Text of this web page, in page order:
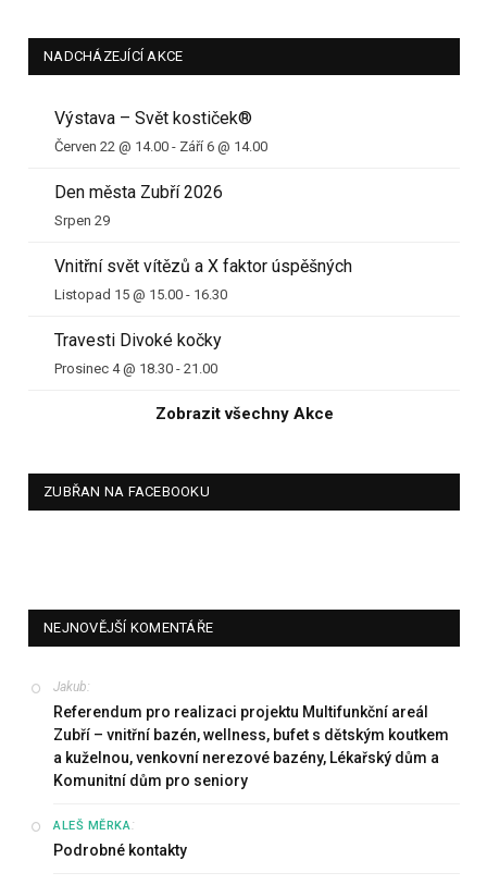
NADCHÁZEJÍCÍ AKCE
Výstava – Svět kostiček®
Červen 22 @ 14.00 - Září 6 @ 14.00
Den města Zubří 2026
Srpen 29
Vnitřní svět vítězů a X faktor úspěšných
Listopad 15 @ 15.00 - 16.30
Travesti Divoké kočky
Prosinec 4 @ 18.30 - 21.00
Zobrazit všechny Akce
ZUBŘAN NA FACEBOOKU
NEJNOVĚJŠÍ KOMENTÁŘE
Jakub:
Referendum pro realizaci projektu Multifunkční areál
Zubří – vnitřní bazén, wellness, bufet s dětským koutkem
a kuželnou, venkovní nerezové bazény, Lékařský dům a
Komunitní dům pro seniory
ALEŠ MĚRKA:
Podrobné kontakty